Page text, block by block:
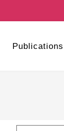
Publications